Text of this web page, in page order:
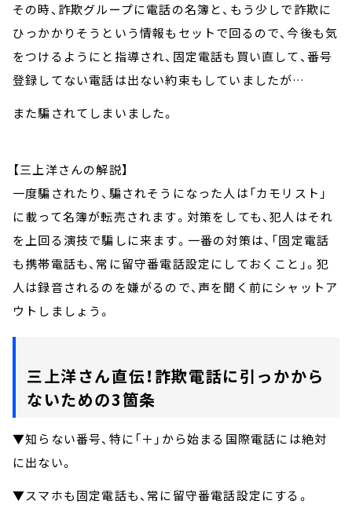
その時、詐欺グループに電話の名簿と、もう少しで詐欺に
ひっかかりそうという情報もセットで回るので、今後も気
をつけるようにと指導され、固定電話も買い直して、番号
登録してない電話は出ない約束もしていましたが…
また騙されてしまいました。
【三上洋さんの解説】
一度騙されたり、騙されそうになった人は「カモリスト」
に載って名簿が転売されます。対策をしても、犯人はそれ
を上回る演技で騙しに来ます。一番の対策は、「固定電話
も携帯電話も、常に留守番電話設定にしておくこと」。犯
人は録音されるのを嫌がるので、声を聞く前にシャットア
ウトしましょう。
三上洋さん直伝！詐欺電話に引っかから
ないための3箇条
▼知らない番号、特に「＋」から始まる国際電話には絶対
に出ない。
▼スマホも固定電話も、常に留守番電話設定にする。